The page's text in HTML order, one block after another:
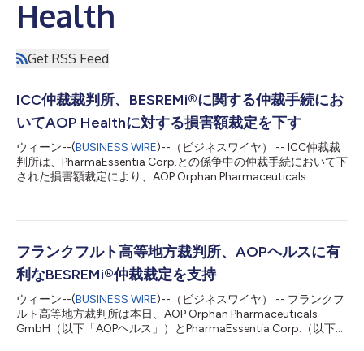
Health
Get RSS Feed
ICC仲裁裁判所、BESREMi®に関する仲裁手続にお
いてAOP Healthに対する損害額裁定を下す
ウィーン--(BUSINESS WIRE)--（ビジネスワイヤ） -- ICC仲裁裁
判所は、PharmaEssentia Corp.との係争中の仲裁手続において下
された損害額裁定により、AOP Orphan Pharmaceuticals
フェロン アルファ-2b）に関してPharmaEssentia Corp.（以下
れた損害額裁定により、AOP Orphan Pharmaceuticals
GmbH（以下「AOP Health」）に対し、総額約1億1,200万ユー
ロを認めました。同裁定では、PharmaEssentiaによる故意の契
約違反に基づくAOP Healthの損害賠償請求額を約8,200万ユーロ
と認定しています。また、2019年から2022年にかけての過度な
価格設定によりAOP HealthがPharmaEssentiaに対して支払った
超過支払額の返還として、約3,1...
フランクフルト高等地方裁判所、AOPヘルスに有
利なBESREMi®仲裁裁定を支持
ウィーン--(BUSINESS WIRE)--（ビジネスワイヤ） -- フランクフ
ルト高等地方裁判所は本日、AOP Orphan Pharmaceuticals
GmbH（以下「AOPヘルス」）とPharmaEssentia Corp.（以下